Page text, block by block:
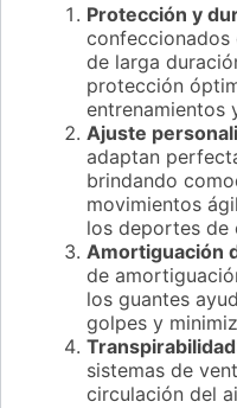
Protección y
confeccionados
de larga
protección
entrenamientos
Ajuste
adaptan
brindando
movimientos
los deportes de
Amortiguación
de
los guantes
golpes y
Transpirabilidad
sistemas de
circulación del